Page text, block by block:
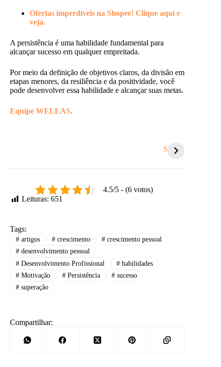
Ofertas imperdíveis na Shopee! Clique aqui e
veja.
A persistência é uma habilidade fundamental para
alcançar sucesso em qualquer empreitada.
Por meio da definição de objetivos claros, da divisão em
etapas menores, da resiliência e da positividade, você
pode desenvolver essa habilidade e alcançar suas metas.
Equipe WELLAS.
Stories
4.5/5 - (6 votos)
Leituras: 651
Tags:
#artigos #crescimento # crescimento pessoal
#desenvolvimento pessoal
#Desenvolvimento Profissional #habilidades
#Motivação #Persistência # sucesso
#superação
Compartilhar: